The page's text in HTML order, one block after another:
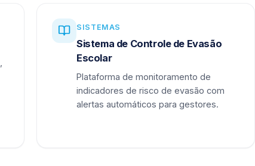
SISTEMAS
Sistema de Controle de Evasão
Escolar
Plataforma de monitoramento de
indicadores de risco de evasão com
alertas automáticos para gestores.